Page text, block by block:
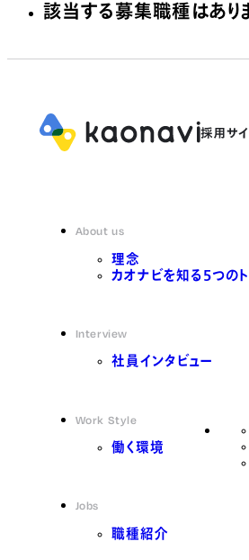
該当する募集職種はあり
About us
理念
カオナビを知る5つのト
Interview
社員インタビュー
Work Style
働く環境
Jobs
職種紹介